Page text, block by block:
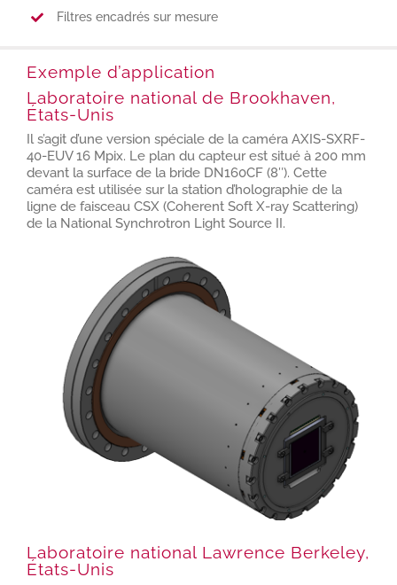
Filtres encadrés sur mesure
Exemple d’application
Laboratoire national de Brookhaven,
États-Unis
Il s’agit d’une version spéciale de la caméra AXIS-SXRF-
40-EUV 16 Mpix. Le plan du capteur est situé à 200 mm
devant la surface de la bride DN160CF (8″). Cette
caméra est utilisée sur la station d’holographie de la
ligne de faisceau CSX (Coherent Soft X-ray Scattering)
de la National Synchrotron Light Source II.
Laboratoire national Lawrence Berkeley,
États-Unis